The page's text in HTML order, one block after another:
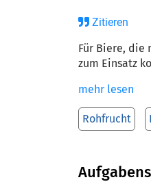
Zitieren
Für Biere, die
zum Einsatz
mehr lesen
Rohfrucht